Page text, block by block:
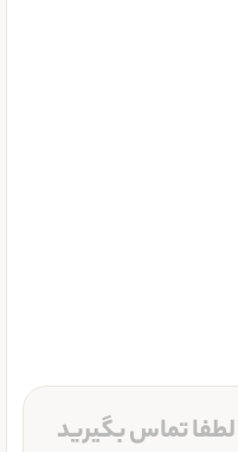
لطفا تماس بگیرید